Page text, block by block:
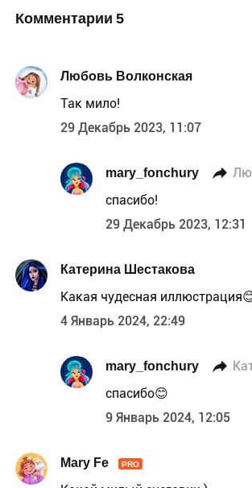
Комментарии 5
Любовь Волконская
Так мило!
29 Декабрь 2023, 11:07
mary_fonchury
спасибо!
29 Декабрь 2023, 12:31
Катерина Шестакова
Какая чудесная
4 Январь 2024, 22:49
mary_fonchury
спасибо😊
9 Январь 2024, 12:05
Mary Fe PRO